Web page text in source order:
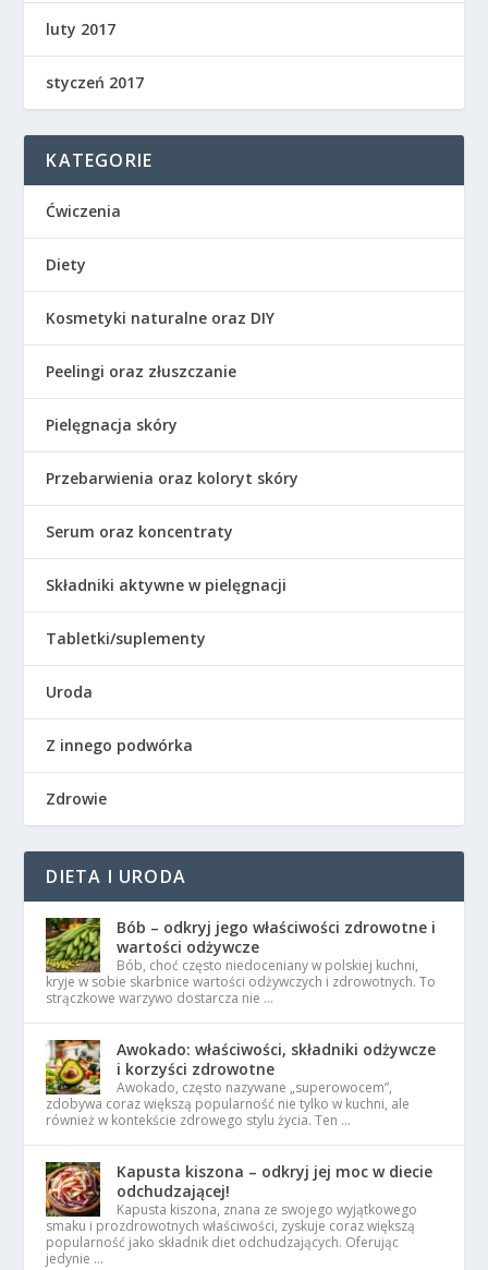
luty 2017
styczeń 2017
KATEGORIE
Ćwiczenia
Diety
Kosmetyki naturalne oraz DIY
Peelingi oraz złuszczanie
Pielęgnacja skóry
Przebarwienia oraz koloryt skóry
Serum oraz koncentraty
Składniki aktywne w pielęgnacji
Tabletki/suplementy
Uroda
Z innego podwórka
Zdrowie
DIETA I URODA
Bób – odkryj jego właściwości zdrowotne i
wartości odżywcze
Bób, choć często niedoceniany w polskiej kuchni,
kryje w sobie skarbnice wartości odżywczych i zdrowotnych. To
strączkowe warzywo dostarcza nie …
Awokado: właściwości, składniki odżywcze
i korzyści zdrowotne
Awokado, często nazywane „superowocem”,
zdobywa coraz większą popularność nie tylko w kuchni, ale
również w kontekście zdrowego stylu życia. Ten …
Kapusta kiszona – odkryj jej moc w diecie
odchudzającej!
Kapusta kiszona, znana ze swojego wyjątkowego
smaku i prozdrowotnych właściwości, zyskuje coraz większą
popularność jako składnik diet odchudzających. Oferując
jedynie …